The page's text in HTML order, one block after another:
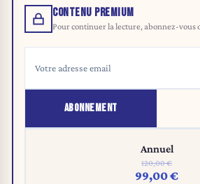
CONTENU PREMIUM
Pour continuer la lecture, abonnez-vous
ABONNEMENT
Annuel
120,00 €
99,00 €